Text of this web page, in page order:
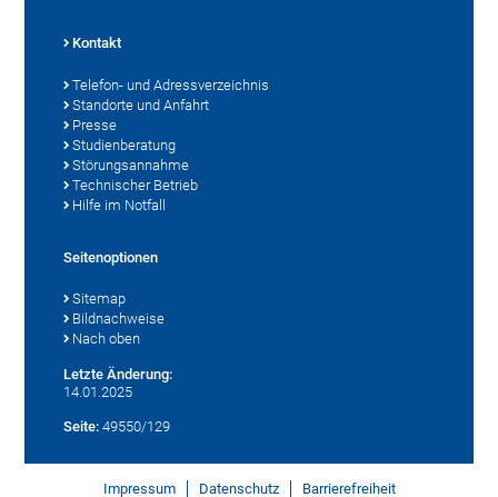
Kontakt
Telefon- und Adressverzeichnis
Standorte und Anfahrt
Presse
Studienberatung
Störungsannahme
Technischer Betrieb
Hilfe im Notfall
Seitenoptionen
Sitemap
Bildnachweise
Nach oben
Letzte Änderung:
14.01.2025
Seite: 49550/129
Impressum Datenschutz Barrierefreiheit